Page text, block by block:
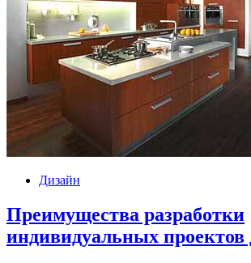
Дизайн
Преимущества разработки
индивидуальных проектов